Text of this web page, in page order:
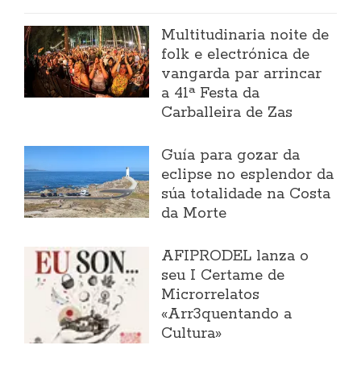
Multitudinaria noite de
folk e electrónica de
vangarda par arrincar
a 41ª Festa da
Carballeira de Zas
Guía para gozar da
eclipse no esplendor da
súa totalidade na Costa
da Morte
AFIPRODEL lanza o
seu I Certame de
Microrrelatos
«Arr3quentando a
Cultura»